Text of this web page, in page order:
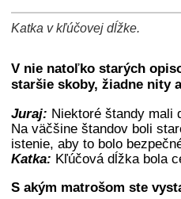
Katka v kľúčovej dĺžke.
V nie natoľko starých
staršie skoby, žiadne nity
Juraj: Niektoré štandy mali
Na väčšine štandov boli
istenie, aby to bolo
Katka: Kľúčová dĺžka bola
S akým matrošom ste